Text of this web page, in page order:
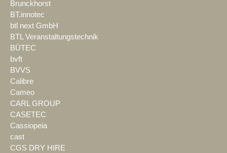
Brunckhorst
BT.innotec
btl next GmbH
BTL Veranstaltungstechnik
BÜTEC
bvft
BVVS
Calibre
Cameo
CARL GROUP
CASETEC
Cassiopeia
cast
CGS DRY HIRE